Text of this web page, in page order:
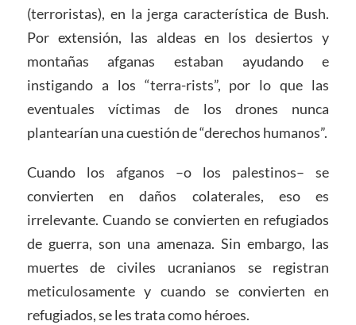
(terroristas), en la jerga característica de Bush.
Por extensión, las aldeas en los desiertos y
montañas afganas estaban ayudando e
instigando a los “terra-rists”, por lo que las
eventuales víctimas de los drones nunca
plantearían una cuestión de “derechos humanos”.
Cuando los afganos –o los palestinos– se
convierten en daños colaterales, eso es
irrelevante. Cuando se convierten en refugiados
de guerra, son una amenaza. Sin embargo, las
muertes de civiles ucranianos se registran
meticulosamente y cuando se convierten en
refugiados, se les trata como héroes.